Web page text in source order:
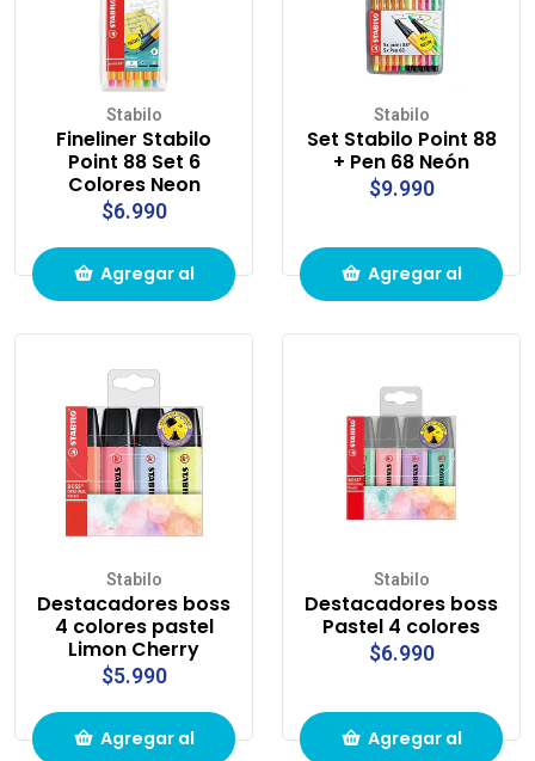
Stabilo
Fineliner Stabilo
Point 88 Set 6
Colores Neon
$6.990
Agregar al
compras
Stabilo
Set Stabilo Point 88
+ Pen 68 Neón
$9.990
Agregar al
compras
Stabilo
Destacadores boss
4 colores pastel
Limon Cherry
$5.990
Agregar al
Stabilo
Destacadores boss
Pastel 4 colores
$6.990
Agregar al